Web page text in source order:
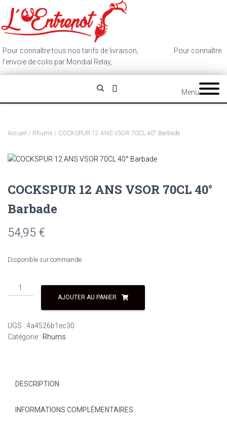
Pour connaître tous nos tarifs de livraison,
Pour connaître
l’envoie de colis par Mondial Relay,
Menu
Accueil / Rhums / COCKSPUR 12 ANS VSOR 70CL 40° Barbade
COCKSPUR 12 ANS VSOR 70CL 40°
Barbade
54,95 €
Disponible sur commande
quantité
de
COCKSPUR
ANS
VSOR
AJOUTER AU PANIER
UGS : 4a4526b1ec30
Catégorie : Rhums
DESCRIPTION
INFORMATIONS COMPLÉMENTAIRES